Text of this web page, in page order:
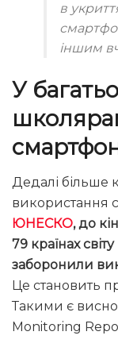
в
іншим
У
Дедалі більше
використання
ЮНЕСКО, до
79 країнах
заборонили
Це становить
Такими є
Monitoring